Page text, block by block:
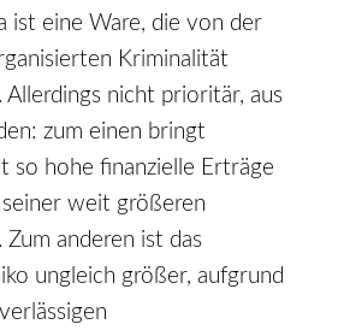
ist eine Ware, die von der
Kriminalität
Allerdings nicht prioritär, aus
zum einen bringt
so hohe finanzielle Erträge
weit größeren
Zum anderen ist das
ungleich größer, aufgrund